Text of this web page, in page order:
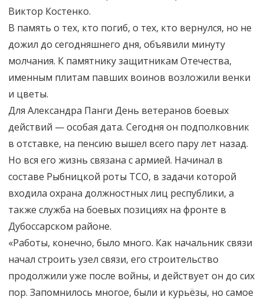
Виктор Костенко.
В память о тех, кто погиб, о тех, кто вернулся, но не
дожил до сегодняшнего дня, объявили минуту
молчания. К памятнику защитникам Отечества,
именным плитам павших воинов возложили венки
и цветы.
Для Александра Панги День ветеранов боевых
действий — особая дата. Сегодня он подполковник
в отставке, на пенсию вышел всего пару лет назад.
Но вся его жизнь связана с армией. Начинал в
составе Рыбницкой роты ТСО, в задачи которой
входила охрана должностных лиц республики, а
также служба на боевых позициях на фронте в
Дубоссарском районе.
«Работы, конечно, было много. Как начальник связи
начал строить узел связи, его строительство
продолжили уже после войны, и действует он до сих
пор. Запомнилось многое, были и курьёзы, но самое